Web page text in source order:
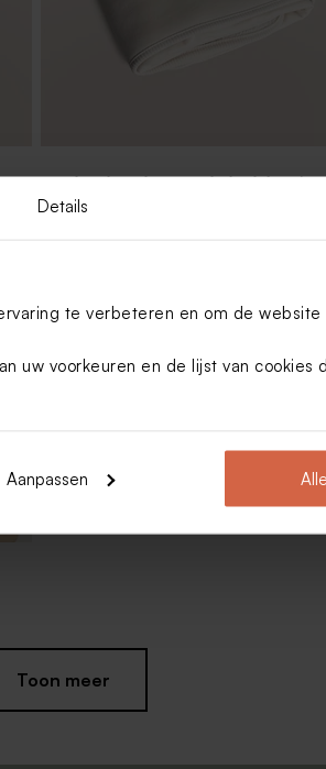
Details
te verbeteren en om de
uw voorkeuren en de lijst van cookies
Aanpassen
Geborduurd zomers babydekentje
Jollein met naam en strikje
Toon meer